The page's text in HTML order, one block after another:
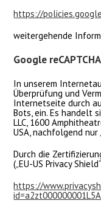
https://
weitergehende
Google reCAPTCHA
In unserem
Überprüfung und
Internetseite durch
Bots, ein. Es handelt
LLC, 1600
USA, nachfolgend nur
Durch die
(„EU-US Privacy
https://